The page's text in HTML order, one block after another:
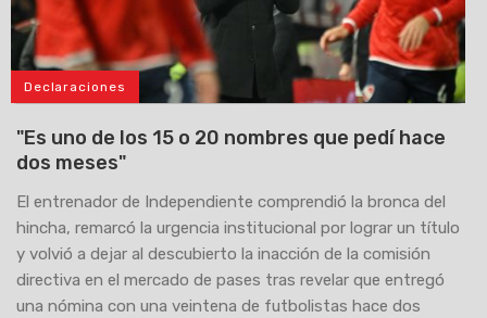
Declaraciones
"Es uno de los 15 o 20 nombres que pedí hace
dos meses"
El entrenador de Independiente comprendió la bronca del
hincha, remarcó la urgencia institucional por lograr un título
y volvió a dejar al descubierto la inacción de la comisión
directiva en el mercado de pases tras revelar que entregó
una nómina con una veintena de futbolistas hace dos